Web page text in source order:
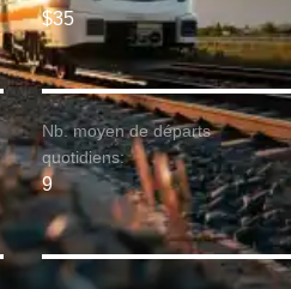
$35
Nb. moyen de départs
quotidiens:
9